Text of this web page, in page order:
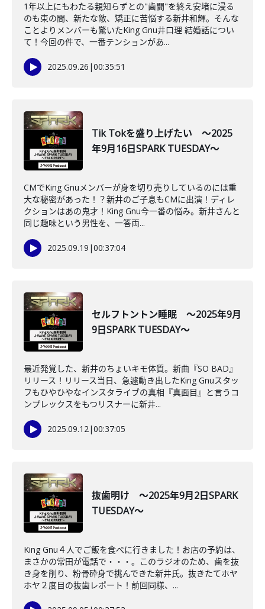
1年以上にもわたる親知らずとの"歯闘"を終え安堵に浸る
のも束の間、新たな敵、矯正に苦悩する新井和輝。そんな
ことよりメンバーも驚いたKing Gnu井口理 結婚話につい
て！今回の件で、一番テンションがあ...
2025.09.26 |00:35:51
Tik Tokを盛り上げたい ～2025
年9月16日SPARK TUESDAY～
CMでKing Gnuメンバーが身を切り売りしているのには重
大な秘密があった！？新井のご子息もCMに出演！ディレ
クションはあの鬼才！King Gnu今一番の悩み。新井さんと
同じ趣味という男性を、一答両...
2025.09.19 |00:37:04
セルフトントン睡眠 ～2025年9月
9日SPARK TUESDAY～
最近発覚した、新井のちょいキモ体質。新曲『SO BAD』
リリース！リリース当日、急遽動き出したKing Gnuスタッ
フもひやひやなインスタライブの真相『真面目』と言うコ
ンプレックスをもつリスナーに新井...
2025.09.12|00:37:05
抜歯明け ～2025年9月2日SPARK
TUESDAY～
King Gnu４人でご飯を食べに行きました！お店の予約は、
まさかの常田が電話で・・・。このラジオのため、歯を抜
き身を削り、粉骨砕身で挑んできた新井氏。抜きたてホヤ
ホヤ２度目の抜歯レポート！前回同様、...